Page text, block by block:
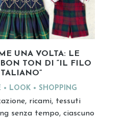
UNA VOLTA: LE
TON DI “IL FILO
ITALIANO”
LOOK SHOPPING
ricami, tessuti
senza tempo, ciascuno